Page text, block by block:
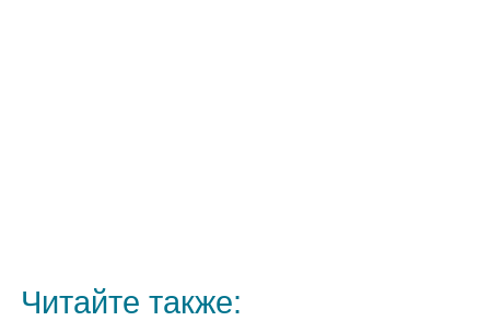
Читайте также: